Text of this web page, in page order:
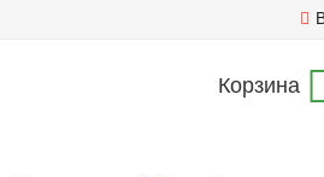
Корзина